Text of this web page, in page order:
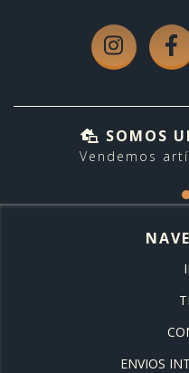
SOMOS
Vendemos
ENVIOS